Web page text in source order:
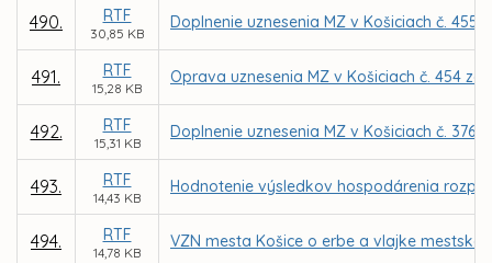
490. RTF
30,85 KB
Doplnenie uznesenia MZ v Košiciach č. 455
491. RTF
15,28 KB
Oprava uznesenia MZ v Košiciach č. 454
492. RTF
15,31 KB
Doplnenie uznesenia MZ v Košiciach č. 376
493. RTF
14,43 KB
Hodnotenie výsledkov hospodárenia
494. RTF
14,78 KB
VZN mesta Košice o erbe a vlajke